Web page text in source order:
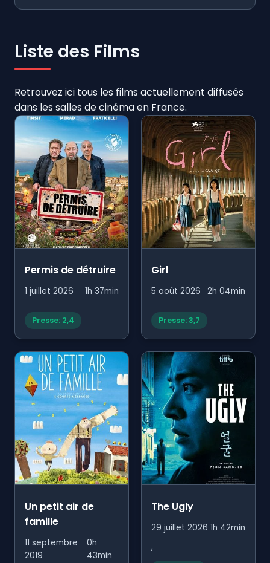
Liste des Films
Retrouvez ici tous les films actuellement diffusés
dans les salles de cinéma en France.
Permis de détruire
1 juillet 2026 1h 37min
Presse: 2,4
Girl
5 août 2026 2h 04min
Presse: 3,7
Un petit air de
famille
11 septembre
2019
0h
43min
The Ugly
29 juillet 2026 1h 42min
,